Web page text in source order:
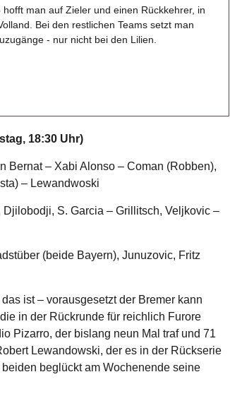
hofft man auf Zieler und einen Rückkehrer, in
Bei den restlichen Teams setzt man
- nur nicht bei den Lilien.
18:30 Uhr)
Bernat – Xabi Alonso – Coman (Robben),
– Lewandwoski
S. Garcia – Grillitsch, Veljkovic –
(beide Bayern), Junuzovic, Fritz
ist – vorausgesetzt der Bremer kann
in der Rückrunde für reichlich Furore
Pizarro, der bislang neun Mal traf und 71
Lewandowski, der es in der Rückserie
beglückt am Wochenende seine